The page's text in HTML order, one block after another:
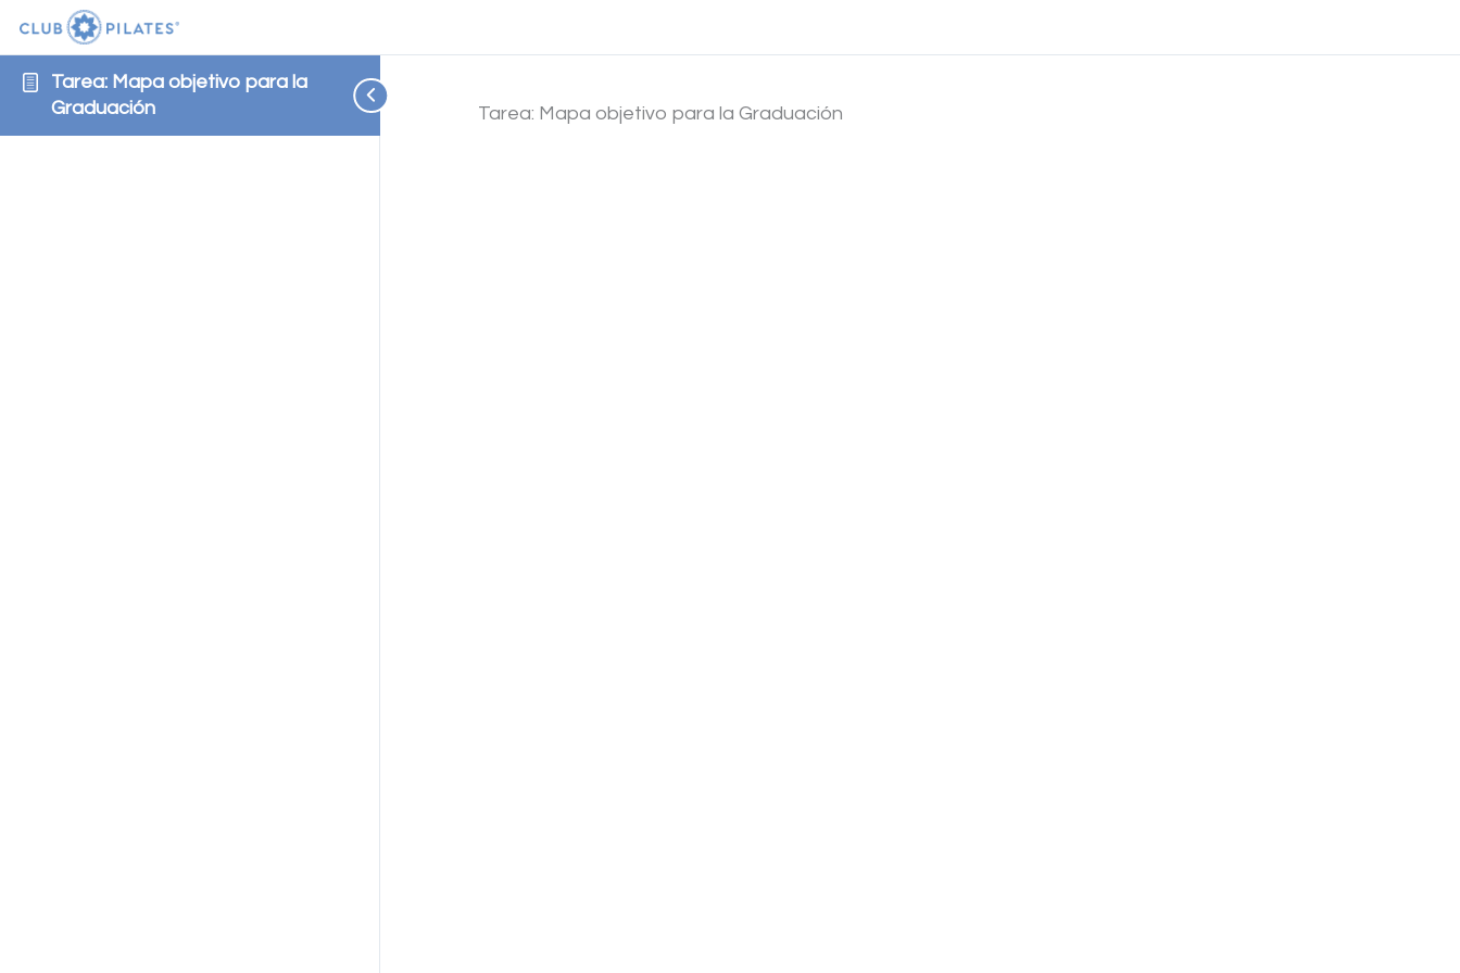
Tarea: Mapa objetivo para la
Graduación
Tarea: Mapa objetivo para la Graduación